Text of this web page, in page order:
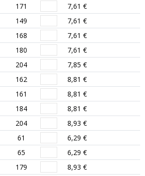
171
7,61 €
149
7,61 €
168
7,61 €
180
7,61 €
204
7,85 €
162
8,81 €
161
8,81 €
184 8,81 €
204
8,93 €
61
6,29 €
65
6,29 €
179
8,93 €